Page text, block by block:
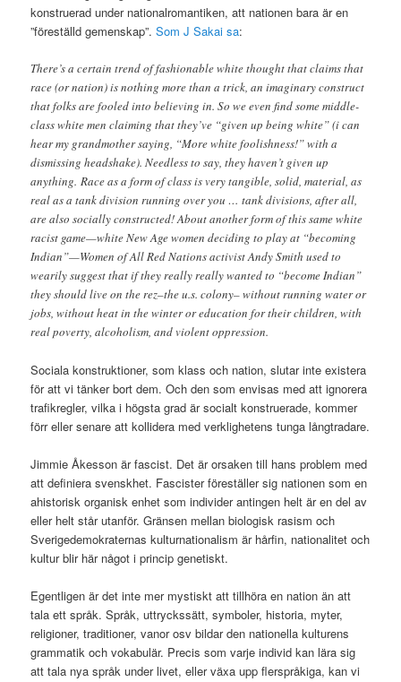
konstruerad under nationalromantiken, att nationen bara är en
”föreställd gemenskap”.Som J Sakai sa:
There’s a certain trend of fashionable white thought that claims that
race (or nation) is nothing more than a trick, an imaginary construct
that folks are fooled into believing in. So we even find some middle-
class white men claiming that they’ve “given up being white” (i can
hear my grandmother saying, “More white foolishness!” with a
dismissing headshake). Needless to say, they haven’t given up
anything. Race as a form of class is very tangible, solid, material, as
real as a tank division running over you … tank divisions, after all,
are also socially constructed! About another form of this same white
racist game—white New Age women deciding to play at “becoming
Indian”—Women of All Red Nations activist Andy Smith used to
wearily suggest that if they really really wanted to “become Indian”
they should live on the rez–the u.s. colony– without running water or
jobs, without heat in the winter or education for their children, with
real poverty, alcoholism, and violent oppression.
Sociala konstruktioner, som klass och nation, slutar inte existera
för att vi tänker bort dem. Och den som envisas med att ignorera
trafikregler, vilka i högsta grad är socialt konstruerade, kommer
förr eller senare att kollidera med verklighetens tunga långtradare.
Jimmie Åkesson är fascist. Det är orsaken till hans problem med
att definiera svenskhet. Fascister föreställer sig nationen som en
ahistorisk organisk enhet som individer antingen helt är en del av
eller helt står utanför. Gränsen mellan biologisk rasism och
Sverigedemokraternas kulturnationalism är hårfin, nationalitet och
kultur blir här något i princip genetiskt.
Egentligen är det inte mer mystiskt att tillhöra en nation än att
tala ett språk. Språk, uttryckssätt, symboler, historia, myter,
religioner, traditioner, vanor osv bildar den nationella kulturens
grammatik och vokabulär. Precis som varje individ kan lära sig
att tala nya språk under livet, eller växa upp flerspråkiga, kan vi